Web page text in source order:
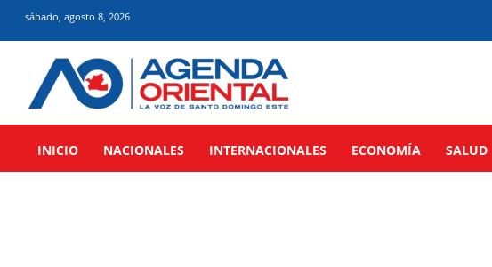
sábado, agosto 8, 2026
INICIO NACIONALES INTERNACIONALES ECONOMÍA SALUD